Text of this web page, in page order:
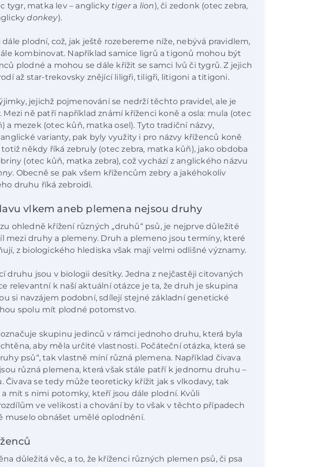
tygr, matka lev – anglicky tiger a lion), či zedonk (otec zebra,
donkey).
plodní, což, jak ještě rozebereme níže, nebývá pravidlem,
kombinovat. Například samice ligrů a tigonů mohou být
plodné a mohou se dále křížit se samci lvů či tygrů. Z jejich
až star-trekovsky znějící liligři, tiligři, litigoni a titigoni.
jejichž pojmenování se nedrží těchto pravidel, ale je
Mezi ně patří například známí kříženci koně a osla: mula (otec
a mezek (otec kůň, matka osel). Tyto tradiční názvy,
varianty, pak byly využity i pro názvy kříženců koně
totiž někdy říká zebruly (otec zebra, matka kůň), jako obdoba
(otec kůň, matka zebra), což vychází z anglického názvu
. Obecně se pak všem křížencům zebry a jakéhokoliv
druhu říká zebroidi.
vlkem aneb plemena nejsou druhy
ohledně křížení různých „druhů“ psů, je nejprve důležité
mezi druhy a plemeny. Druh a plemeno jsou termíny, které
z biologického hlediska však mají velmi odlišné významy.
druhu jsou v biologii desítky. Jedna z nejčastěji citovaných
relevantní k naší aktuální otázce je ta, že druh je skupina
si navzájem podobní, sdílejí stejné základní genetické
spolu mít plodné potomstvo.
skupinu jedinců v rámci jednoho druhu, která byla
aby měla určité vlastnosti. Počáteční otázka, která se
psů“, tak vlastně míní různá plemena. Například čivava
různá plemena, která však stále patří k jednomu druhu –
Čivava se tedy může teoreticky křížit jak s vlkodavy, tak
mít s nimi potomky, kteří jsou dále plodní. Kvůli
ve velikosti a chování by to však v těchto případech
muselo obnášet umělé oplodnění.
důležitá věc, a to, že kříženci různých plemen psů, či psa